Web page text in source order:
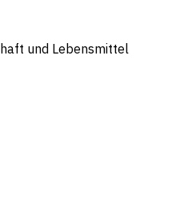
und Lebensmittel